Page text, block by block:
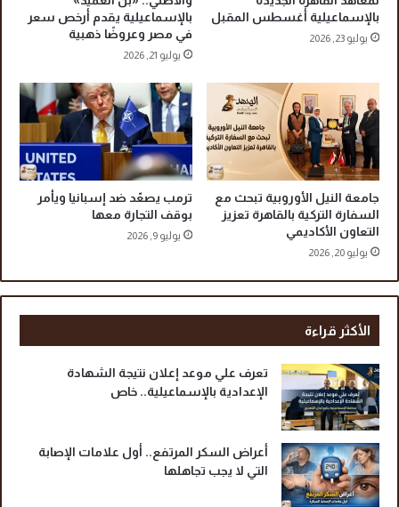
بالإسماعيلية أغسطس المقبل
يوليو 23, 2026
بالإسماعيلية يقدم أرخص سعر
في مصر وعروضًا ذهبية
يوليو 21, 2026
جامعة النيل الأوروبية تبحث مع
السفارة التركية بالقاهرة تعزيز
التعاون الأكاديمي
يوليو 20, 2026
ترمب يصعّد ضد إسبانيا ويأمر
بوقف التجارة معها
يوليو 9, 2026
الأكثر قراءة
تعرف علي موعد إعلان نتيجة الشهادة
الإعدادية بالإسماعيلية.. خاص
أعراض السكر المرتفع.. أول علامات الإصابة
التي لا يجب تجاهلها